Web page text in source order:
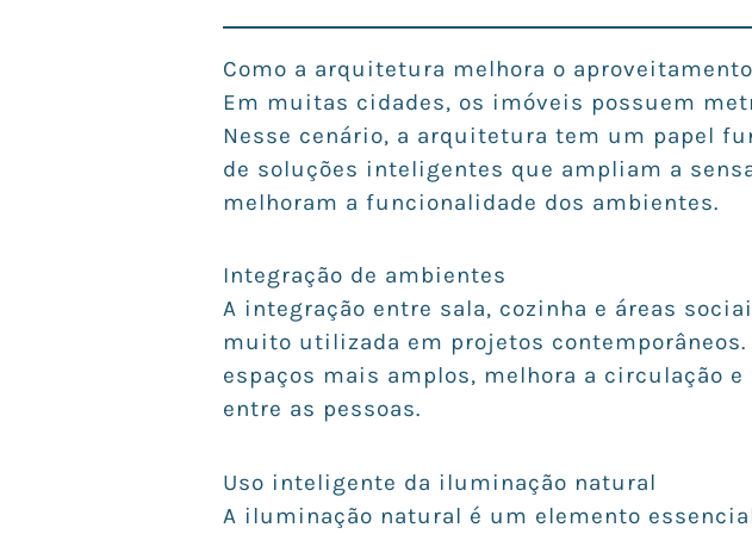
Como a arquitetura melhora o
Em muitas cidades, os imóveis possuem
Nesse cenário, a arquitetura tem um papel
de soluções inteligentes que ampliam a
melhoram a funcionalidade dos ambientes.
Integração de ambientes
A integração entre sala, cozinha e áreas
muito utilizada em projetos contemporâneos.
espaços mais amplos, melhora a circulação
entre as pessoas.
Uso inteligente da iluminação natural
A iluminação natural é um elemento